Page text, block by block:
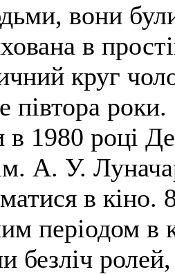
вони
в
круг
півтора роки.
1980 році
А. У.
в кіно.
періодом в
безліч